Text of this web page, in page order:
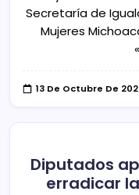
Secretaría de
Mujeres
13 De Octubre De
Diputados
erradicar